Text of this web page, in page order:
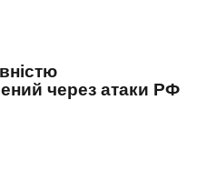
через атаки РФ